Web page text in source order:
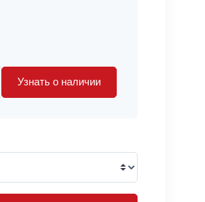
Узнать о наличии